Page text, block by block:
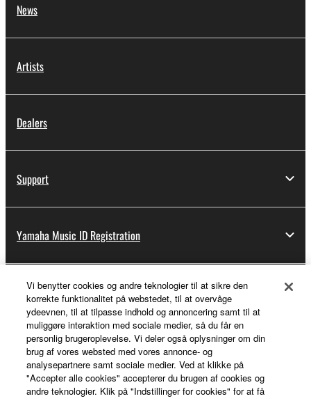
News
Artists
Dealers
Support
Yamaha Music ID Registration
About Yamaha
Danmark - English
Business
Vi benytter cookies og andre teknologier til at sikre den
korrekte funktionalitet på webstedet, til at overvåge
ydeevnen, til at tilpasse indhold og annoncering samt til at
muliggøre interaktion med sociale medier, så du får en
personlig brugeroplevelse. Vi deler også oplysninger om din
brug af vores websted med vores annonce- og
analysepartnere samt sociale medier. Ved at klikke på
"Accepter alle cookies" accepterer du brugen af cookies og
andre teknologier. Klik på "Indstillinger for cookies" for at få